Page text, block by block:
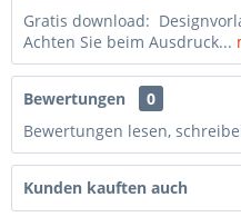
Gratis download:
Achten Sie beim Ausdruck...
Bewertungen
0
Bewertungen lesen,
Kunden kauften auch